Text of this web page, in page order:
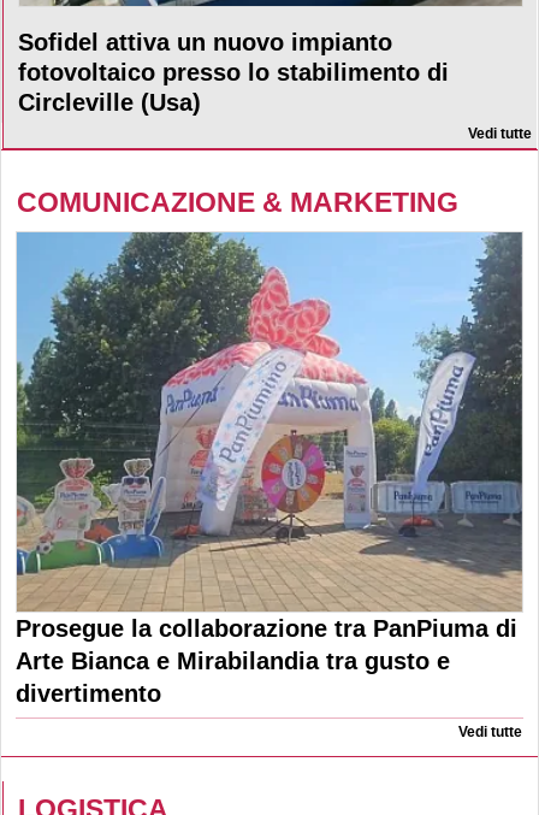
Sofidel attiva un nuovo impianto
fotovoltaico presso lo stabilimento di
Circleville (Usa)
Vedi tutte
COMUNICAZIONE & MARKETING
Prosegue la collaborazione tra PanPiuma di
Arte Bianca e Mirabilandia tra gusto e
divertimento
Vedi tutte